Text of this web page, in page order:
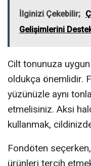
İlginizi Çekebilir;
Gelişimlerini
Cilt tonunuza
oldukça önemlidir.
yüzünüzle aynı
etmelisiniz. Aksi
kullanmak,
Fondöten
ürünleri tercih